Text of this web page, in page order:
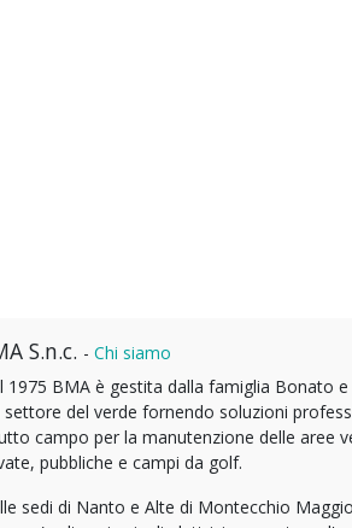
S.n.c. - Chi siamo
1975 BMA è gestita dalla famiglia Bonato
settore del verde fornendo soluzioni
campo per la manutenzione delle aree
pubbliche e campi da golf.
sedi di Nanto e Alte di Montecchio